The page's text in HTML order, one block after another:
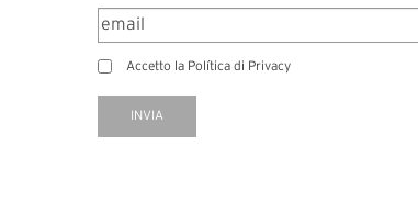
Accetto la Política di Privacy
INVIA